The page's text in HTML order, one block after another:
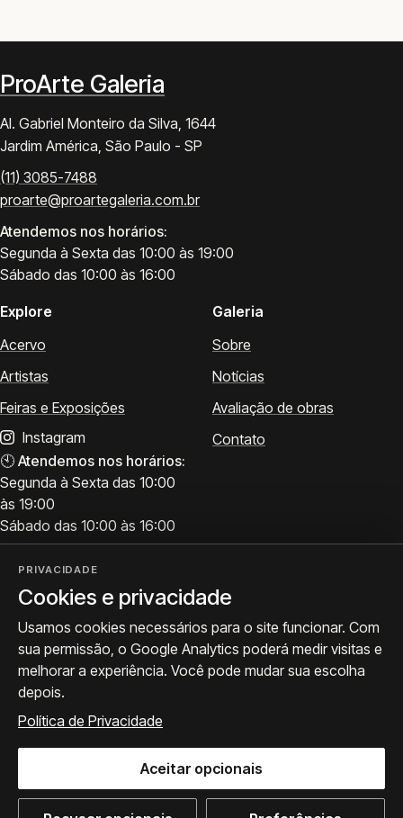
ProArte Galeria
Al. Gabriel Monteiro da Silva, 1644
Jardim América, São Paulo - SP
(11) 3085-7488
proarte@proartegaleria.com.br
Atendemos nos horários:
Segunda à Sexta das 10:00 às 19:00
Sábado das 10:00 às 16:00
Explore
Acervo
Artistas
Feiras e Exposições
Instagram
🕙 Atendemos nos horários:
Segunda à Sexta das 10:00
às 19:00
Sábado das 10:00 às 16:00
Galeria
Sobre
Notícias
Avaliação de obras
Contato
Visite
Atendimento para acervo,
avaliações e visitas.
Como chegar
Siga a ProArte
Exposições, obras e
bastidores.
© 2026 ProArte Galeria -Desenvolvido por Curavium·Política de Privacidade·
Preferências de cookies
PRIVACIDADE
Cookies e privacidade
Usamos cookies necessários para o site funcionar. Com
sua permissão, o Google Analytics poderá medir visitas e
melhorar a experiência. Você pode mudar sua escolha
depois.
Política de Privacidade
Aceitar opcionais